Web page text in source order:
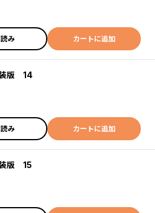
み カートに追加
版 14
み カートに追加
版 15